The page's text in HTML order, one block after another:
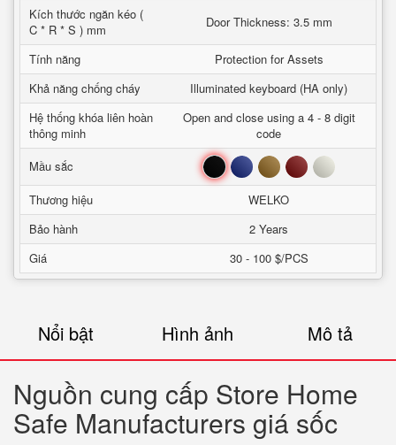
Kích thước ngăn kéo (
C * R * S ) mm
Door Thickness: 3.5 mm
Tính năng
Protection for Assets
Khả năng chống cháy
Illuminated keyboard (HA only)
Hệ thống khóa liên hoàn
thông minh
Open and close using a 4 - 8 digit
code
Mầu sắc
Đen Xanh Nâu Đỏ Trắng
Thương hiệu
WELKO
Bảo hành
2 Years
Giá
30 - 100 $/PCS
Nổi bật Hình ảnh Mô tả
Nguồn cung cấp Store Home
Safe Manufacturers giá sốc